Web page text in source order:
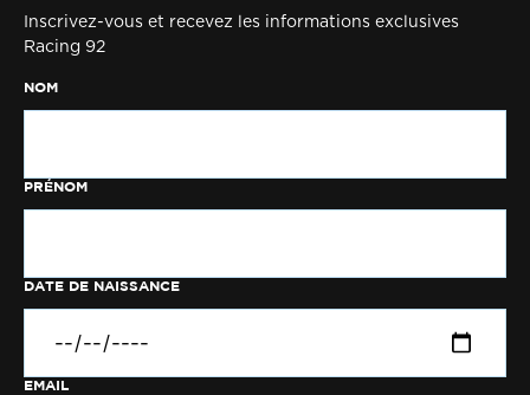
Inscrivez-vous et recevez les informations exclusives
Racing 92
NOM
PRÉNOM
DATE DE NAISSANCE
EMAIL